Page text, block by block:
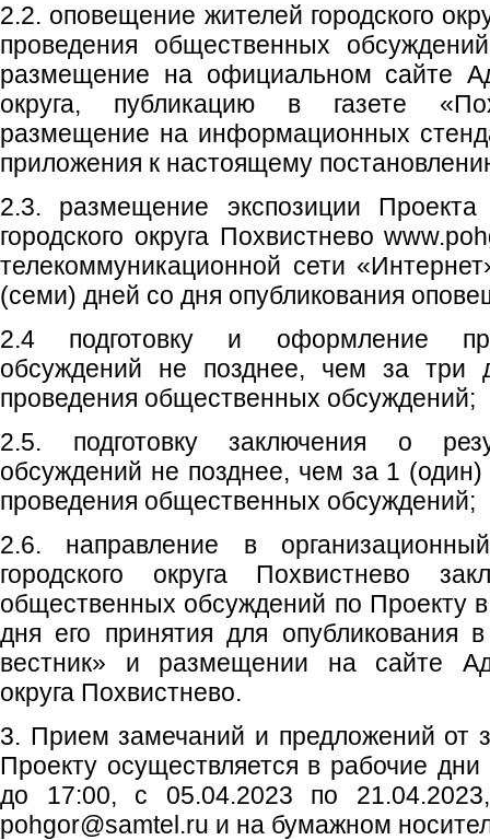
2.2. оповещение жителей городского
проведения общественных
размещение на официальном сайте
округа, публикацию в газете
размещение на информационных
приложения к настоящему
2.3. размещение экспозиции
городского округа Похвистнево
телекоммуникационной сети
(семи) дней со дня опубликования
2.4 подготовку и оформление
обсуждений не позднее, чем за три
проведения общественных обсуждений;
2.5. подготовку заключения о
обсуждений не позднее, чем за 1
проведения общественных обсуждений;
2.6. направление в
городского округа Похвистнево
общественных обсуждений по Проекту
дня его принятия для опубликования
вестник» и размещении на сайте
округа Похвистнево.
3. Прием замечаний и предложений от
Проекту осуществляется в рабочие
до 17:00, с 05.04.2023 по
pohgor@samtel.ru и на бумажном